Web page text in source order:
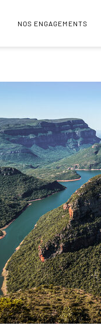
NOS ENGAGEMENTS